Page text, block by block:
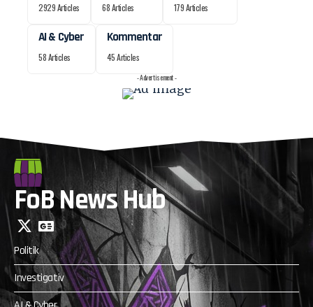
2929 Articles 68 Articles 179 Articles
AI & Cyber
58 Articles
Kommentar
45 Articles
- Advertisement -
FoB News Hub
Politik
Investigativ